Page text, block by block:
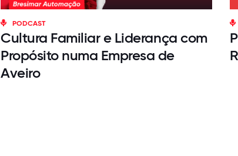
PODCAST
Cultura Familiar e Liderança com
Propósito numa Empresa de
Aveiro